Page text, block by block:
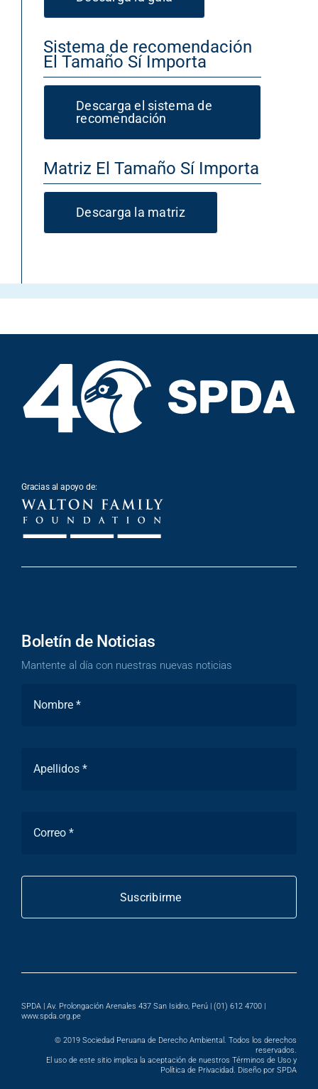
Sistema de recomendación
El Tamaño Sí Importa
Descarga el sistema de
recomendación
Matriz El Tamaño Sí Importa
Descarga la matriz
Gracias al apoyo de:
Boletín de Noticias
Mantente al día con nuestras nuevas noticias
Suscribirme
SPDA | Av. Prolongación Arenales 437 San Isidro, Perú | (01) 612 4700 |
www.spda.org.pe
© 2019Sociedad Peruana de Derecho Ambiental
. Todos los derechos
reservados.
El uso de este sitio implica la aceptación de nuestros Términos de Uso y
Política de Privacidad. Diseño por SPDA